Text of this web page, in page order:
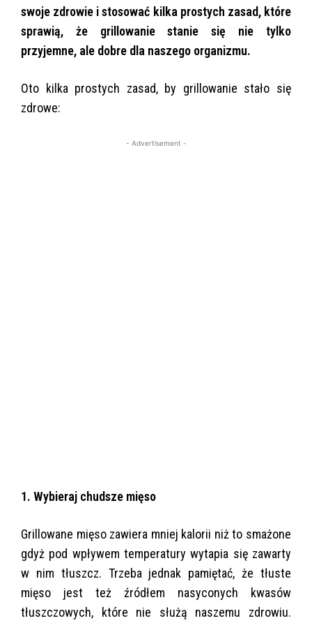
swoje zdrowie i stosować kilka prostych zasad, które
sprawią, że grillowanie stanie się nie tylko
przyjemne, ale dobre dla naszego organizmu.
Oto kilka prostych zasad, by grillowanie stało się
zdrowe:
- Advertisement -
1. Wybieraj chudsze mięso
Grillowane mięso zawiera mniej kalorii niż to smażone
gdyż pod wpływem temperatury wytapia się zawarty
w nim tłuszcz. Trzeba jednak pamiętać, że tłuste
mięso jest też źródłem nasyconych kwasów
tłuszczowych, które nie służą naszemu zdrowiu.